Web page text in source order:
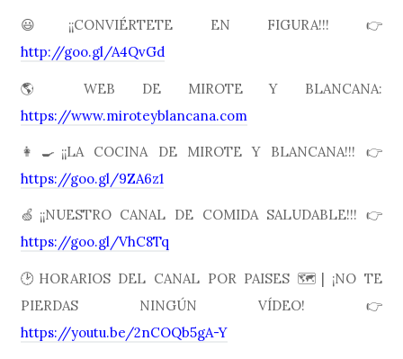
😃¡¡CONVIÉRTETE EN FIGURA!!! 👉
http://goo.gl/A4QvGd
🌎 WEB DE MIROTE Y BLANCANA:
https://www.miroteyblancana.com
👩🍳¡¡LA COCINA DE MIROTE Y BLANCANA!!! 👉
https://goo.gl/9ZA6z1
🍏¡¡NUESTRO CANAL DE COMIDA SALUDABLE!!! 👉
https://goo.gl/VhC8Tq
🕑HORARIOS DEL CANAL POR PAISES 🗺| ¡NO TE
PIERDAS NINGÚN VÍDEO! 👉
https://youtu.be/2nCOQb5gA-Y